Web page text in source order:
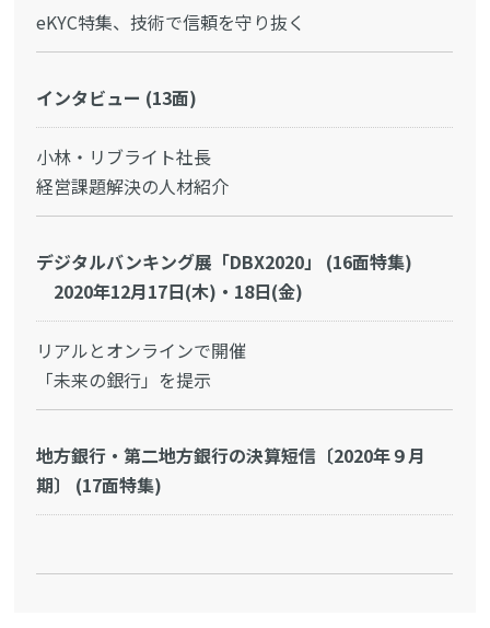
eKYC特集、技術で信頼を守り抜く
インタビュー (13面)
小林・リブライト社長
経営課題解決の人材紹介
デジタルバンキング展「DBX2020」 (16面特集)
2020年12月17日(木)・18日(金)
リアルとオンラインで開催
「未来の銀行」を提示
地方銀行・第二地方銀行の決算短信〔2020年９月
期〕 (17面特集)